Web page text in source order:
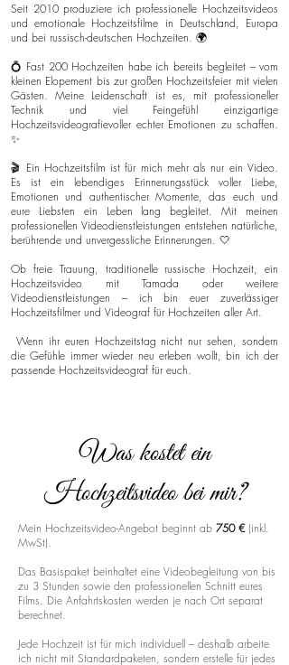
Seit 2010 produziere ich professionelle Hochzeitsvideos
und emotionale Hochzeitsfilme in Deutschland, Europa
und bei russisch-deutschen Hochzeiten. 🌍
💍 Fast 200 Hochzeiten habe ich bereits begleitet – vom
kleinen Elopement bis zur großen Hochzeitsfeier mit vielen
Gästen. Meine Leidenschaft ist es, mit professioneller
Technik und viel Feingefühl einzigartige
Hochzeitsvideografievoller echter Emotionen zu schaffen.
✨
🎬 Ein Hochzeitsfilm ist für mich mehr als nur ein Video.
Es ist ein lebendiges Erinnerungsstück voller Liebe,
Emotionen und authentischer Momente, das euch und
eure Liebsten ein Leben lang begleitet. Mit meinen
professionellen Videodienstleistungen entstehen natürliche,
berührende und unvergessliche Erinnerungen. 🤍
Ob freie Trauung, traditionelle russische Hochzeit, ein
Hochzeitsvideo mit Tamada oder weitere
Videodienstleistungen – ich bin euer zuverlässiger
Hochzeitsfilmer und Videograf für Hochzeiten aller Art.
Wenn ihr euren Hochzeitstag nicht nur sehen, sondern
die Gefühle immer wieder neu erleben wollt, bin ich der
passende Hochzeitsvideograf für euch.
Was kostet ein
Hochzeitsvideo bei mir?
Mein Hochzeitsvideo-Angebot beginnt ab 750 € (inkl.
MwSt).
Das Basispaket beinhaltet eine Videobegleitung von bis
zu 3 Stunden sowie den professionellen Schnitt eures
Films. Die Anfahrtskosten werden je nach Ort separat
berechnet.
Jede Hochzeit ist für mich individuell – deshalb arbeite
ich nicht mit Standardpaketen, sondern erstelle für jedes